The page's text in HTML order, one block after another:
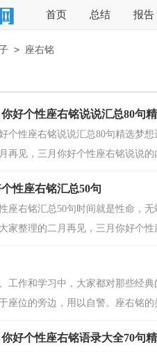
首页 总结 报告
> 座右铭
好个性座右铭说说汇总80句
个性座右铭说说汇总80句精选梦
再见，三月你好个性座右铭说说的
性座右铭汇总50句
座右铭汇总50句时间就是性命，
家整理的二月再见，三月你好个
工作和学习中，大家都对那些经
座位的旁边，用以自警。座右铭的
好个性座右铭语录大全70句